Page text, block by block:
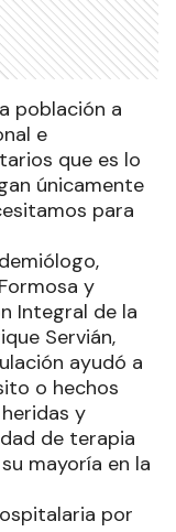
población a
e
que es lo
únicamente
para
y
Integral de la
Servián,
ayudó a
o hechos
y
de terapia
mayoría en la
por